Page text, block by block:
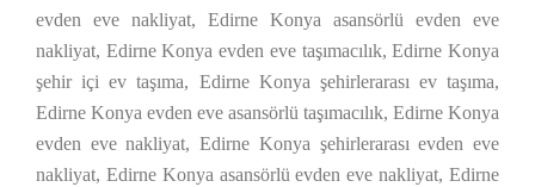
evden eve nakliyat, Edirne Konya asansörlü evden eve
nakliyat, Edirne Konya evden eve taşımacılık, Edirne Konya
şehir içi ev taşıma, Edirne Konya şehirlerarası ev taşıma,
Edirne Konya evden eve asansörlü taşımacılık, Edirne Konya
evden eve nakliyat, Edirne Konya şehirlerarası evden eve
nakliyat, Edirne Konya asansörlü evden eve nakliyat, Edirne